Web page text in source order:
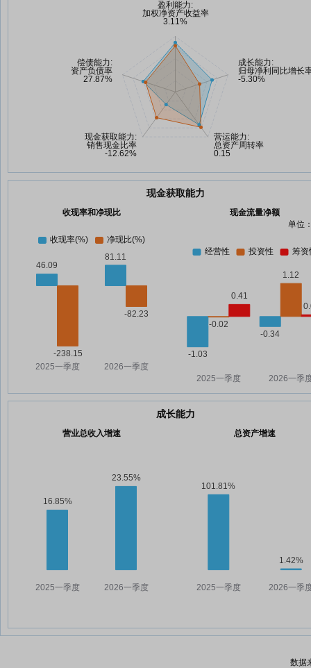
现金获取能力
收现率和净现比
现金流量净额
单位
成长能力
营业总收入增速 总资产增速
数据